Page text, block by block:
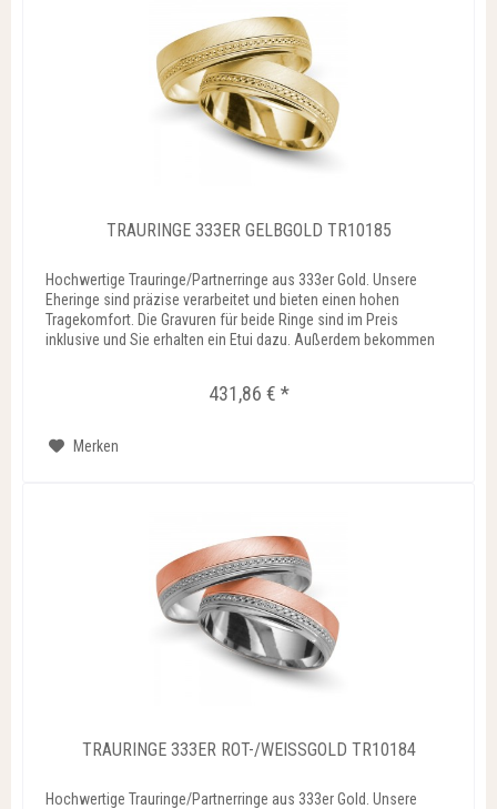
TRAURINGE 333ER GELBGOLD TR10185
Hochwertige Trauringe/Partnerringe aus 333er Gold. Unsere
Eheringe sind präzise verarbeitet und bieten einen hohen
Tragekomfort. Die Gravuren für beide Ringe sind im Preis
inklusive und Sie erhalten ein Etui dazu. Außerdem bekommen
431,86 € *
Merken
TRAURINGE 333ER ROT-/WEISSGOLD TR10184
Hochwertige Trauringe/Partnerringe aus 333er Gold. Unsere